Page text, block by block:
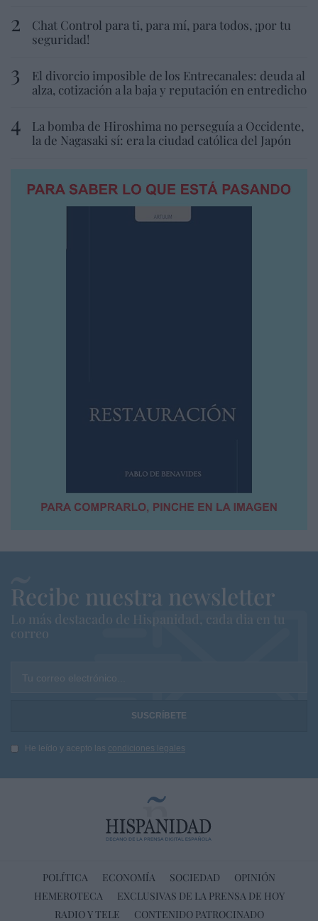
Chat Control para ti, para mí, para todos, ¡por tu
seguridad!
El divorcio imposible de los Entrecanales: deuda al
alza, cotización a la baja y reputación en entredicho
La bomba de Hiroshima no perseguía a Occidente,
la de Nagasaki sí: era la ciudad católica del Japón
Recibe nuestra newsletter
Lo más destacado de Hispanidad, cada dia en tu
correo
Tu correo electrónico...
He leído y acepto las condiciones legales
POLÍTICA ECONOMÍA SOCIEDAD
OPINIÓN
HEMEROTECA
EXCLUSIVAS DE LA PRENSA DE HOY
RADIO Y TELE
CONTENIDO PATROCINADO